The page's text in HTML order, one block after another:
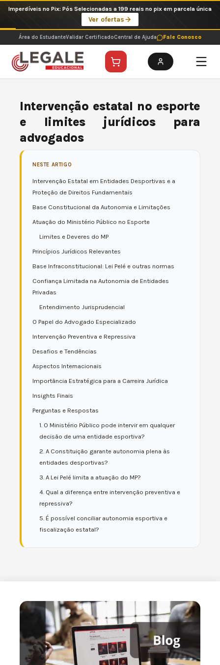
o
conteúdo
Imperdíveis no Pix: Pós Selecionadas a 199 reais no pix em parcela única
Ver ofertas
Área do EstudanteValidar CertificadoCentral de Ajuda Fale Conosco
Intervenção estatal no esporte
e limites jurídicos para
advogados
NESTE ARTIGO
Intervenção Estatal em Entidades Desportivas e a
Proteção de Direitos Fundamentais
Base Constitucional da Autonomia e Limitações
Atuação do Ministério Público no Esporte
Limites e Deveres do MP
Princípios Jurídicos Relevantes
Base Infraconstitucional: Lei Pelé e outras normas
Confiança Limitada na Autonomia de Entidades
Privadas
Entendimento Jurisprudencial
O Papel do Advogado Especializado
Intervenção Preventiva e Repressiva
Desafios e Tendências
Aspectos Internacionais
Importância Estratégica para a Carreira Jurídica
Insights Finais
Perguntas e Respostas
1. O Ministério Público pode intervir em qualquer
decisão de uma entidade esportiva?
2. A Constituição garante autonomia plena às
entidades desportivas?
3. A Lei Pelé limita a atuação do MP?
4. Qual a diferença entre intervenção preventiva e
repressiva?
5. É possível conciliar autonomia esportiva e
fiscalização estatal?